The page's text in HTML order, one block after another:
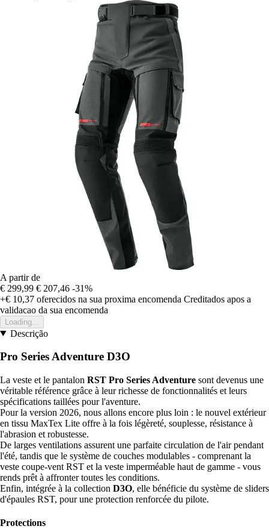
A partir de
€ 299,99 € 207,46 -31%
+€ 10,37 oferecidos na sua proxima encomenda Creditados apos a
validacao da sua encomenda
Loading...
Descrição
Pro Series Adventure D3O
La veste et le pantalon RST Pro Series Adventure sont devenus une
véritable référence grâce à leur richesse de fonctionnalités et leurs
spécifications taillées pour l'aventure.
Pour la version 2026, nous allons encore plus loin : le nouvel extérieur
en tissu MaxTex Lite offre à la fois légèreté, souplesse, résistance à
l'abrasion et robustesse.
De larges ventilations assurent une parfaite circulation de l'air pendant
l'été, tandis que le système de couches modulables - comprenant la
veste coupe-vent RST et la veste imperméable haut de gamme - vous
rends prêt à affronter toutes les conditions.
Enfin, intégrée à la collection D3O, elle bénéficie du système de sliders
d'épaules RST, pour une protection renforcée du pilote.
Protections